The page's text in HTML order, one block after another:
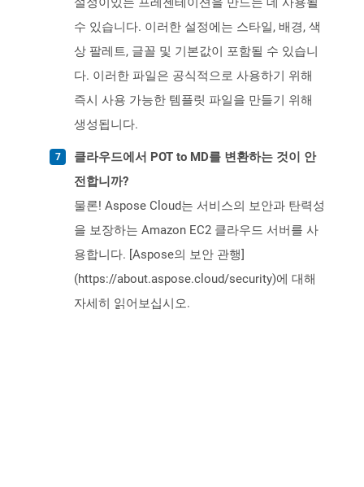
수 있습니다. 이러한 설정에는 스타일, 배경, 색
상 팔레트, 글꼴 및 기본값이 포함될 수 있습니
다. 이러한 파일은 공식적으로 사용하기 위해
즉시 사용 가능한 템플릿 파일을 만들기 위해
생성됩니다.
클라우드에서 POT to MD를 변환하는 것이 안
전합니까?
물론! Aspose Cloud는 서비스의 보안과 탄력성
을 보장하는 Amazon EC2 클라우드 서버를 사
용합니다. [Aspose의 보안 관행]
(https://about.aspose.cloud/security)에 대해
자세히 읽어보십시오.